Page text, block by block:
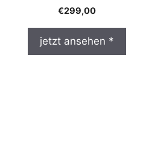
€299,00
jetzt ansehen *